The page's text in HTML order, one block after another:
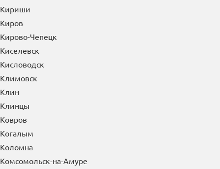
Кириши
Киров
Кирово-Чепецк
Киселевск
Кисловодск
Климовск
Клин
Клинцы
Ковров
Когалым
Коломна
Комсомольск-на-Амуре